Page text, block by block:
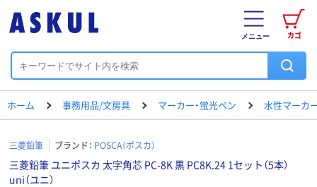
カゴ
メニュー
ホーム 事務用品/文房具 マーカー・蛍光ペン 水性マーカ
三菱鉛筆 ブランド： POSCA（ポスカ）
三菱鉛筆 ユニポスカ 太字角芯 PC-8K 黒 PC8K.24 1セット（5本）
uni（ユニ）